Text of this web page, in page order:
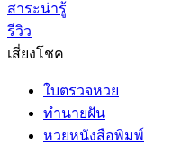
สาระน่ารู้
รีวิว
เสี่ยงโชค
ใบตรวจหวย
ทำนายฝัน
หวยหนังสือพิมพ์